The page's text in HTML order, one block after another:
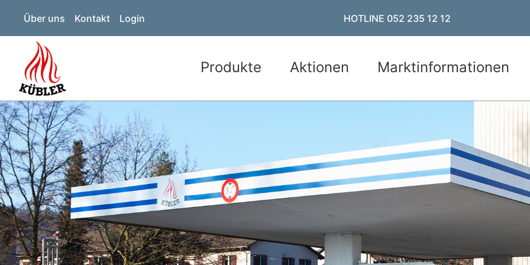
Über uns Kontakt Login HOTLINE 052 235 12 12
Produkte Aktionen Marktinformationen